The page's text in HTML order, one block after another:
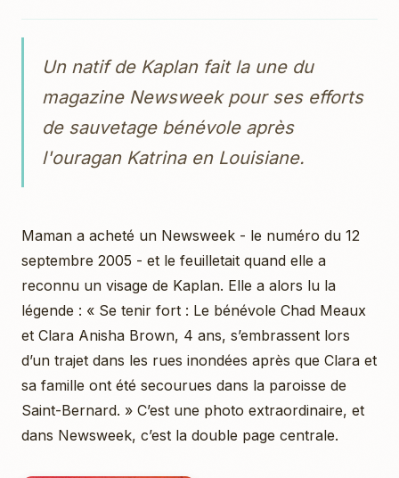
Un natif de Kaplan fait la une du
magazine Newsweek pour ses efforts
de sauvetage bénévole après
l'ouragan Katrina en Louisiane.
Maman a acheté un Newsweek - le numéro du 12
septembre 2005 - et le feuilletait quand elle a
reconnu un visage de Kaplan. Elle a alors lu la
légende : « Se tenir fort : Le bénévole Chad Meaux
et Clara Anisha Brown, 4 ans, s’embrassent lors
d’un trajet dans les rues inondées après que Clara et
sa famille ont été secourues dans la paroisse de
Saint-Bernard. » C’est une photo extraordinaire, et
dans Newsweek, c’est la double page centrale.